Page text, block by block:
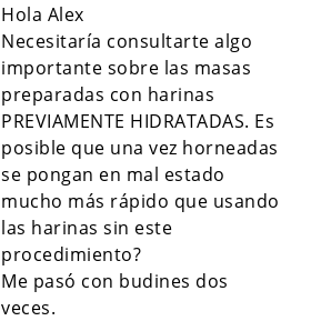
Hola Alex
Necesitaría consultarte algo
importante sobre las masas
preparadas con harinas
PREVIAMENTE HIDRATADAS. Es
posible que una vez horneadas
se pongan en mal estado
mucho más rápido que usando
las harinas sin este
procedimiento?
Me pasó con budines dos
veces.